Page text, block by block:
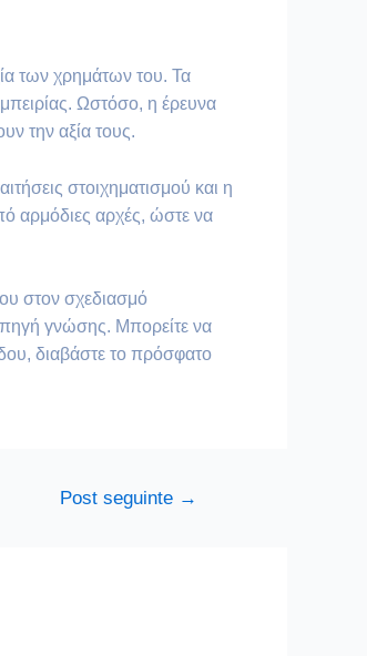
των χρημάτων του. Τα
Ωστόσο, η έρευνα
την αξία τους.
στοιχηματισμού και η
αρμόδιες αρχές, ώστε να
στον σχεδιασμό
πηγή γνώσης. Μπορείτε να
διαβάστε το πρόσφατο
Post seguinte →